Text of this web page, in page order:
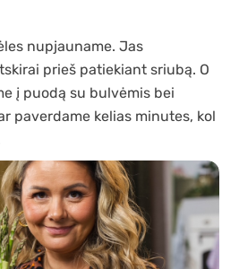
nupjauname. Jas
prieš patiekiant sriubą. O
į puodą su bulvėmis bei
paverdame kelias minutes, kol